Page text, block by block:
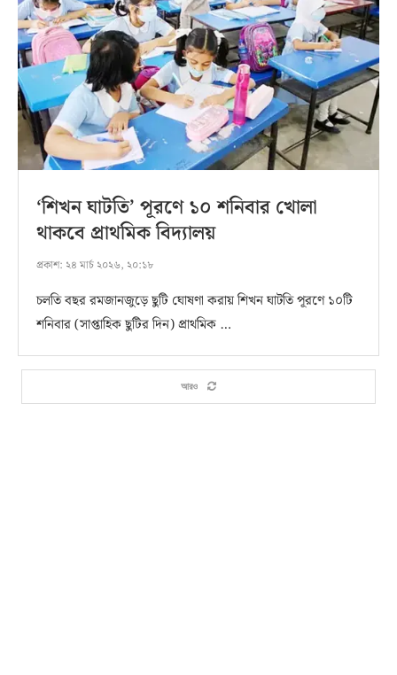
‘শিখন ঘাটতি’ পূরণে ১০ শনিবার খোলা
থাকবে প্রাথমিক বিদ্যালয়
প্রকাশ: ২৪ মার্চ ২০২৬, ২০:১৮
চলতি বছর রমজানজুড়ে ছুটি ঘোষণা করায় শিখন ঘাটতি পূরণে ১০টি
শনিবার (সাপ্তাহিক ছুটির দিন) প্রাথমিক …
আরও